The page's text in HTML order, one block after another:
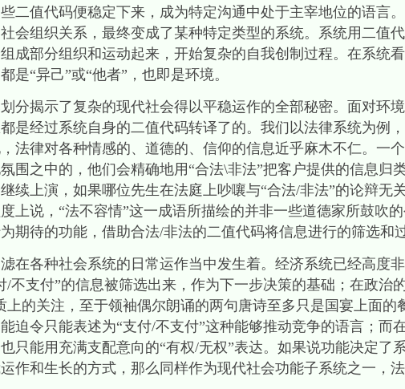
二值代码便稳定下来，成为特定沟通中处于主宰地位的语言
会组织关系，最终变成了某种特定类型的系统。系统用二值
成部分组织和运动起来，开始复杂的自我创制过程。在系统
是“异己”或“他者”，也即是环境。
分揭示了复杂的现代社会得以平稳运作的全部秘密。面对环
是经过系统自身的二值代码转译了的。我们以法律系统为例
法律对各种情感的、道德的、信仰的信息近乎麻木不仁。一
围之中的，他们会精确地用“合法\非法”把客户提供的信息归
续上演，如果哪位先生在法庭上吵嚷与“合法/非法”的论辩无
上说，“法不容情”这一成语所描绘的并非一些道德家所鼓吹
期待的功能，借助合法/非法的二值代码将信息进行的筛选和过
在各种社会系统的日常运作当中发生着。经济系统已经高度
/不支付”的信息被筛选出来，作为下一步决策的基础；在政治
上的关注，至于领袖偶尔朗诵的两句唐诗至多只是国宴上面的
迫令只能表述为“支付/不支付”这种能够推动竞争的语言；而
只能用充满支配意向的“有权/无权”表达。如果说功能决定了
作和生长的方式，那么同样作为现代社会功能子系统之一，